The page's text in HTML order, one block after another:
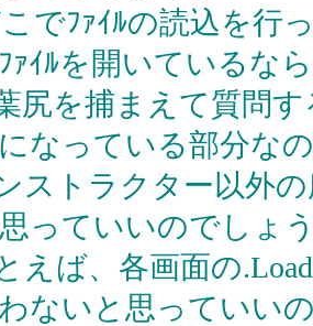
でﾌｧｲﾙの読込を行
ｧｲﾙを開いているな
尻を捕まえて質問
なっている部分な
ストラクター以外
っていいのでしょ
えば、各画面の
ないと思っていい